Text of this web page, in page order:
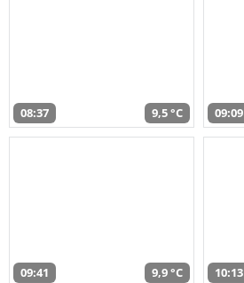
08:37 9,5 °C 09:09
09:41 9,9 °C 10:13